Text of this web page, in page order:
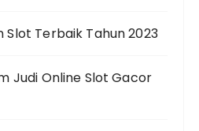
Slot Terbaik Tahun 2023
Judi Online Slot Gacor